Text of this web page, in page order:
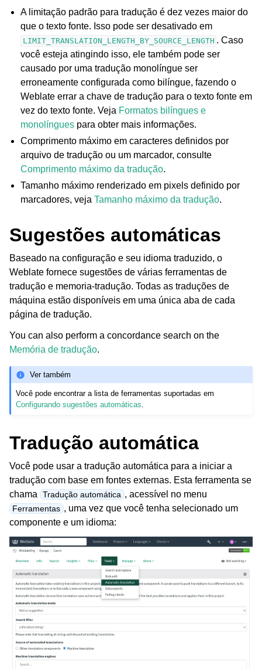
A limitação padrão para tradução é dez vezes maior do
que o texto fonte. Isso pode ser desativado em
LIMIT_TRANSLATION_LENGTH_BY_SOURCE_LENGTH . Caso
você esteja atingindo isso, ele também pode ser
causado por uma tradução monolíngue ser
erroneamente configurada como bilíngue, fazendo o
Weblate errar a chave de tradução para o texto fonte em
vez do texto fonte. Veja Formatos bilíngues e
monolíngues para obter mais informações.
Comprimento máximo em caracteres definidos por
arquivo de tradução ou um marcador, consulte
Comprimento máximo da tradução.
Tamanho máximo renderizado em pixels definido por
marcadores, vejaTamanho máximo da tradução.
Sugestões automáticas
Baseado na configuração e seu idioma traduzido, o
Weblate fornece sugestões de várias ferramentas de
tradução e memoria-tradução. Todas as traduções de
máquina estão disponíveis em uma única aba de cada
página de tradução.
You can also perform a concordance search on the
Memória de tradução.
Ver também
Você pode encontrar a lista de ferramentas suportadas em
Configurando sugestões automáticas.
Tradução automática
Você pode usar a tradução automática para a iniciar a
tradução com base em fontes externas. Esta ferramenta se
chama
Tradução automática , acessível no menu
Ferramentas , uma vez que você tenha selecionado um
componente e um idioma: